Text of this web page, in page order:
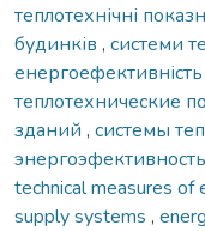
теплотехнічні
будинків , системи
енергоефективність
теплотехнические
зданий , системы
энергоэфективность
technical measures of
supply systems ,